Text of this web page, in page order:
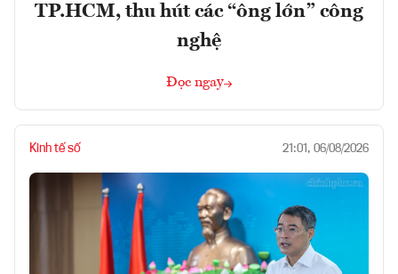
TP.HCM, thu hút các “ông lớn” công
nghệ
Đọc ngay
Kinh tế số 21:01, 06/08/2026